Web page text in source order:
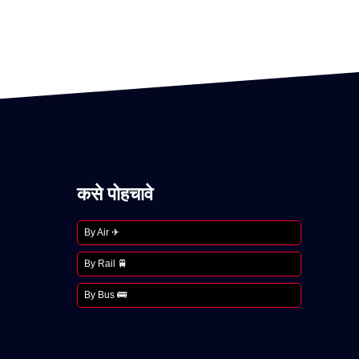
कसे पोहचावे
By Air ✈
By Rail 🚆
By Bus 🚌